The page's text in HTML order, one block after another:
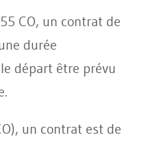
CO, un contrat de
durée
départ être prévu
un contrat est de